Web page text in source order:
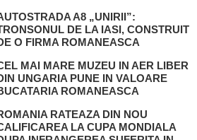
A8 „UNIRII”:
DE LA IASI, CONSTRUIT
O FIRMA ROMANEASCA
MAI MARE MUZEU IN AER LIBER
UNGARIA PUNE IN VALOARE
ROMANEASCA
RATEAZA DIN NOU
LA CUPA MONDIALA